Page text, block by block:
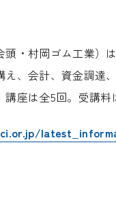
・村岡ゴム工業）
、会計、資金調
座は全5回。受講料